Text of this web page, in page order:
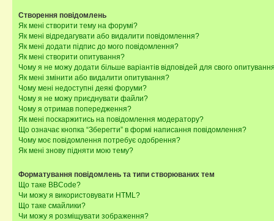
Створення повідомлень
Як мені створити тему на форумі?
Як мені відредагувати або видалити повідомлення?
Як мені додати підпис до мого повідомлення?
Як мені створити опитування?
Чому я не можу додати більше варіантів відповідей для свого
Як мені змінити або видалити опитування?
Чому мені недоступні деякі форуми?
Чому я не можу приєднувати файли?
Чому я отримав попередження?
Як мені поскаржитись на повідомлення модератору?
Що означає кнопка “Зберегти” в формі написання повідомлення?
Чому моє повідомлення потребує одобрення?
Як мені знову підняти мою тему?
Форматування повідомлень та типи створюваних тем
Що таке BBCode?
Чи можу я використовувати HTML?
Що таке смайлики?
Чи можу я розміщувати зображення?